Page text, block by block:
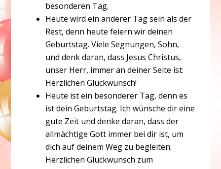
besonderen Tag.
Heute wird ein anderer Tag sein als der
Rest, denn heute feiern wir deinen
Geburtstag. Viele Segnungen, Sohn,
und denk daran, dass Jesus Christus,
unser Herr, immer an deiner Seite ist:
Herzlichen Glückwunsch!
Heute ist ein besonderer Tag, denn es
ist dein Geburtstag. Ich wünsche dir eine
gute Zeit und denke daran, dass der
allmächtige Gott immer bei dir ist, um
dich auf deinem Weg zu begleiten:
Herzlichen Glückwunsch zum